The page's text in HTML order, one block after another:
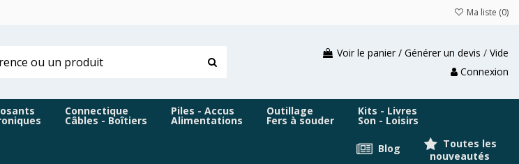
Ma liste (0)
Voir le panier / Générer un devis / Vide
Connexion
Connectique
Câbles - Boîtiers
Piles - Accus
Alimentations
Outillage
Fers à souder
Kits - Livres
Son - Loisirs
Toutes les
nouveautés
Blog